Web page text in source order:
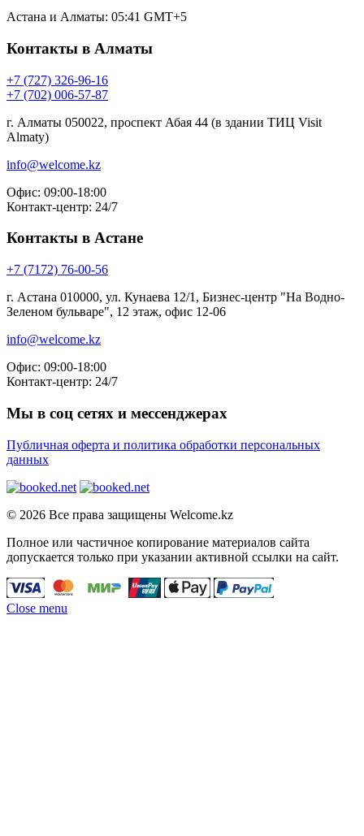
Астана и Алматы: 05:41 GMT+5
Контакты в Алматы
+7 (727) 326-96-16
+7 (702) 006-57-87
г. Алматы 050022, проспект Абая 44 (в здании ТИЦ Visit
Almaty)
info@welcome.kz
Офис: 09:00-18:00
Контакт-центр: 24/7
Контакты в Астане
+7 (7172) 76-00-56
г. Астана 010000, ул. Кунаева 12/1, Бизнес-центр "На Водно-
Зеленом бульваре", 12 этаж, офис 12-06
info@welcome.kz
Офис: 09:00-18:00
Контакт-центр: 24/7
Мы в соц сетях и мессенджерах
Публичная оферта и политика обработки персональных
данных
© 2026 Все права защищены Welcome.kz
Полное или частичное копирование материалов сайта
допускается только при указании активной ссылки на сайт.
Close menu